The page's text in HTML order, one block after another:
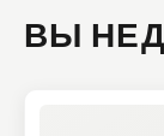
ВЫ